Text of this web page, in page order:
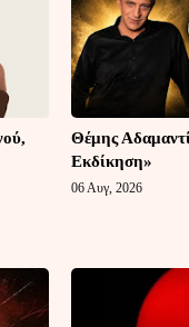
Θέμης
Εκδίκηση»
06 Αυγ, 2026